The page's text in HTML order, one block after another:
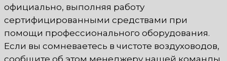
официально, выполняя работу
сертифицированными средствами при
помощи профессионального оборудования.
Если вы сомневаетесь в чистоте воздуховодов,